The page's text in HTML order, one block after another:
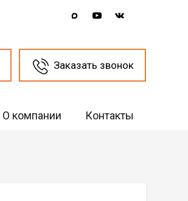
Заказать звонок
О компании Контакты